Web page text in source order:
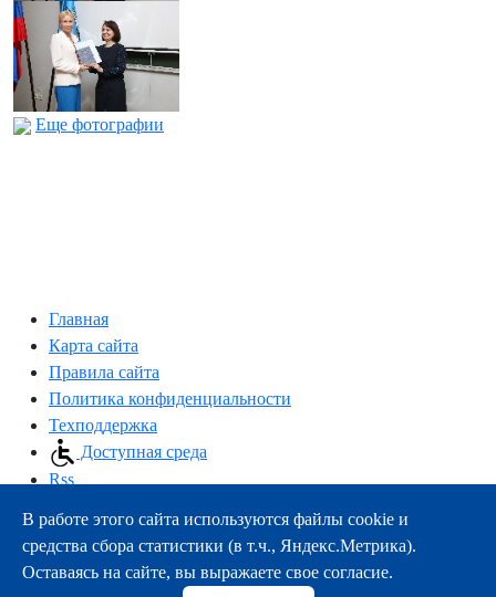
Еще фотографии
Главная
Карта сайта
Правила сайта
Политика конфиденциальности
Техподдержка
Доступная среда
Rss
163000, г.Архангельск, пр-т Троицкий, 51
тел.:+7 (8182) 21-11-63
e-mail:info@nsmu.ru
В работе этого сайта используются файлы cookie и
средства сбора статистики (в т.ч., Яндекс.Метрика).
Оставаясь на сайте, вы выражаете свое согласие.